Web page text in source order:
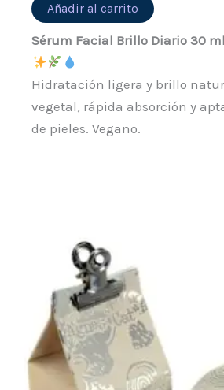
Añadir al carrito
Sérum Facial Brillo Diario 30 ml
Hidratación ligera y brillo
vegetal, rápida absorción y
de pieles. Vegano.